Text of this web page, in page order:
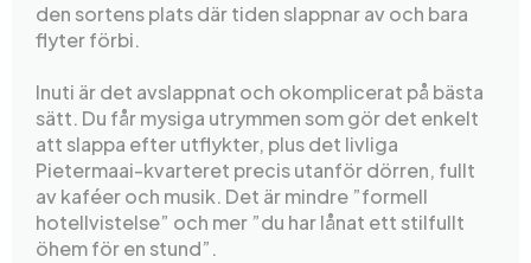
den sortens plats där tiden slappnar av och bara
flyter förbi.
Inuti är det avslappnat och okomplicerat på bästa
sätt. Du får mysiga utrymmen som gör det enkelt
att slappa efter utflykter, plus det livliga
Pietermaai-kvarteret precis utanför dörren, fullt
av kaféer och musik. Det är mindre ”formell
hotellvistelse” och mer ”du har lånat ett stilfullt
öhem för en stund”.